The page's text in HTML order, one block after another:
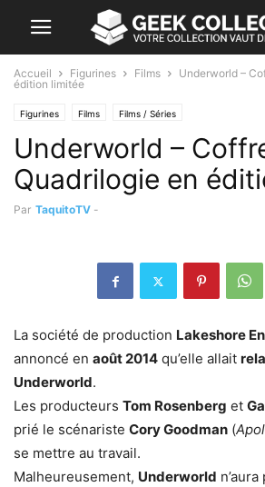
Accueil Figurines Films
Underworld –
édition limitée
Figurines Films Films / Séries
Underworld –
Quadrilogie en
Par TaquitoTV -
La société de production Lakeshore
annoncé en août 2014 qu’elle allait
Underworld.
Les producteurs Tom Rosenberg et
prié le scénariste Cory Goodman (
se mettre au travail.
Malheureusement, Underworld